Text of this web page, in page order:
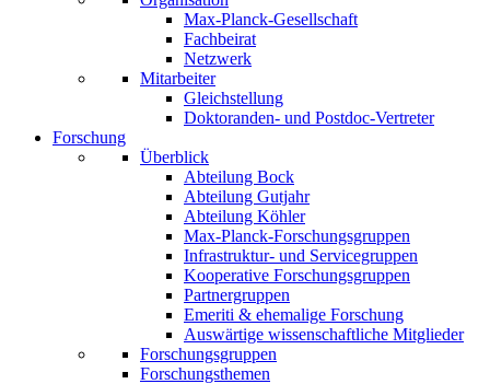
Max-Planck-Gesellschaft
Fachbeirat
Netzwerk
Mitarbeiter
Gleichstellung
Doktoranden- und Postdoc-Vertreter
Forschung
Überblick
Abteilung Bock
Abteilung Gutjahr
Abteilung Köhler
Max-Planck-Forschungsgruppen
Infrastruktur- und Servicegruppen
Kooperative Forschungsgruppen
Partnergruppen
Emeriti & ehemalige Forschung
Auswärtige wissenschaftliche Mitglieder
Forschungsgruppen
Forschungsthemen